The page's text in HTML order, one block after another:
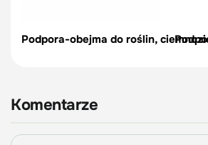
Podpora-obejma do roślin,
Komentarze